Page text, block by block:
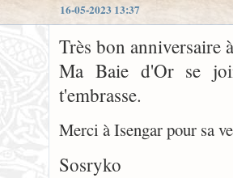
16-05-2023 13:37
Très bon anniversaire
Ma Baie d'Or se
t'embrasse.
Merci à Isengar pour sa
Sosryko